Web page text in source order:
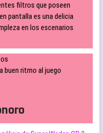
filtros que poseen
pantalla es una delicia
en los escenarios
buen ritmo al juego